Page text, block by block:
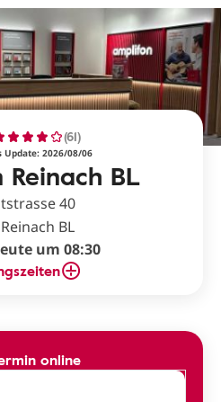
BL
(61)
Update: 2026/08/06
40
BL
um 08:30
online